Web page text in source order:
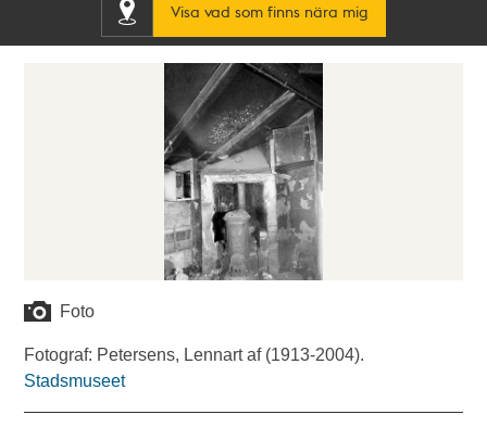
Visa vad som finns nära mig
Foto
Fotograf: Petersens, Lennart af (1913-2004).
Stadsmuseet